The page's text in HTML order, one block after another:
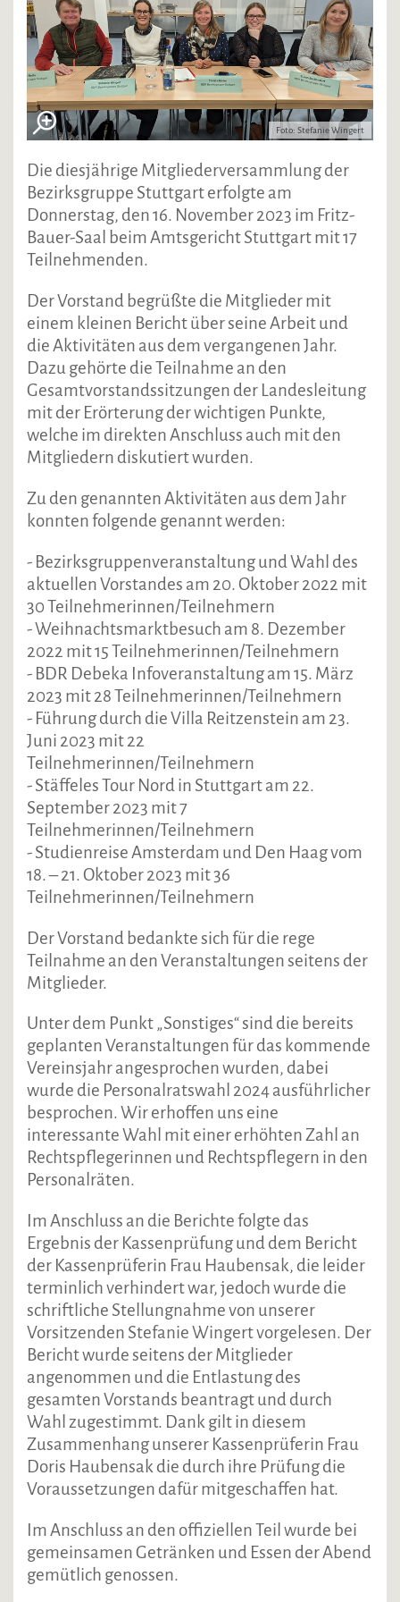
Foto: Stefanie Wingert
Die diesjährige Mitgliederversammlung der
Bezirksgruppe Stuttgart erfolgte am
Donnerstag, den 16. November 2023 im Fritz-
Bauer-Saal beim Amtsgericht Stuttgart mit 17
Teilnehmenden.
Der Vorstand begrüßte die Mitglieder mit
einem kleinen Bericht über seine Arbeit und
die Aktivitäten aus dem vergangenen Jahr.
Dazu gehörte die Teilnahme an den
Gesamtvorstandssitzungen der Landesleitung
mit der Erörterung der wichtigen Punkte,
welche im direkten Anschluss auch mit den
Mitgliedern diskutiert wurden.
Zu den genannten Aktivitäten aus dem Jahr
konnten folgende genannt werden:
- Bezirksgruppenveranstaltung und Wahl des
aktuellen Vorstandes am 20. Oktober 2022 mit
30 Teilnehmerinnen/Teilnehmern
- Weihnachtsmarktbesuch am 8. Dezember
2022 mit 15 Teilnehmerinnen/Teilnehmern
- BDR Debeka Infoveranstaltung am 15. März
2023 mit 28 Teilnehmerinnen/Teilnehmern
- Führung durch die Villa Reitzenstein am 23.
Juni 2023 mit 22
Teilnehmerinnen/Teilnehmern
- Stäffeles Tour Nord in Stuttgart am 22.
September 2023 mit 7
Teilnehmerinnen/Teilnehmern
- Studienreise Amsterdam und Den Haag vom
18. – 21. Oktober 2023 mit 36
Teilnehmerinnen/Teilnehmern
Der Vorstand bedankte sich für die rege
Teilnahme an den Veranstaltungen seitens der
Mitglieder.
Unter dem Punkt „Sonstiges“ sind die bereits
geplanten Veranstaltungen für das kommende
Vereinsjahr angesprochen wurden, dabei
wurde die Personalratswahl 2024 ausführlicher
besprochen. Wir erhoffen uns eine
interessante Wahl mit einer erhöhten Zahl an
Rechtspflegerinnen und Rechtspflegern in den
Personalräten.
Im Anschluss an die Berichte folgte das
Ergebnis der Kassenprüfung und dem Bericht
der Kassenprüferin Frau Haubensak, die leider
terminlich verhindert war, jedoch wurde die
schriftliche Stellungnahme von unserer
Vorsitzenden Stefanie Wingert vorgelesen. Der
Bericht wurde seitens der Mitglieder
angenommen und die Entlastung des
gesamten Vorstands beantragt und durch
Wahl zugestimmt. Dank gilt in diesem
Zusammenhang unserer Kassenprüferin Frau
Doris Haubensak die durch ihre Prüfung die
Voraussetzungen dafür mitgeschaffen hat.
Im Anschluss an den offiziellen Teil wurde bei
gemeinsamen Getränken und Essen der Abend
gemütlich genossen.